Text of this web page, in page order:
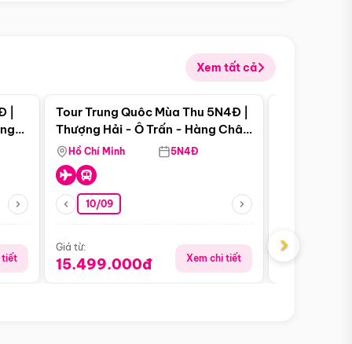
Xem tất cả
|
tiết
Điểm nổi bật
Tour Trung Quôc Mùa Thu 5N4Đ |
Thượng Hải - Ô Trấn - Hàng Châu
(Tour Không Shopping)
Hồ Chí Minh 5N4Đ
10/09
Giá từ:
15.499.000đ Xem chi tiết
Giá từ:
›